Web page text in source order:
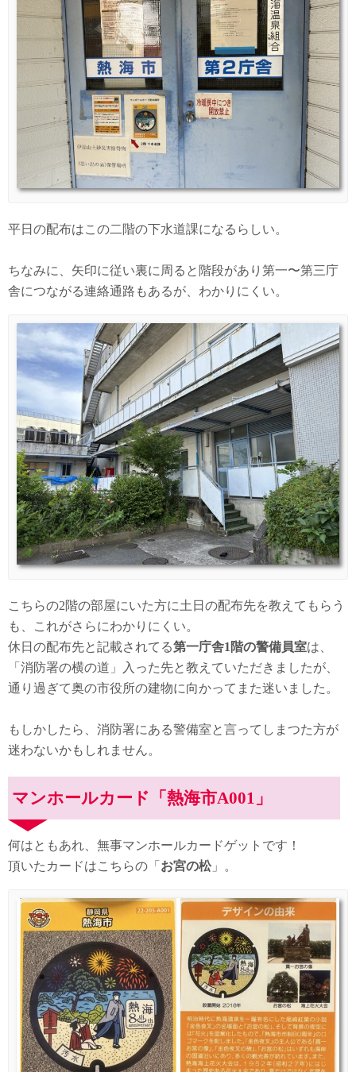
平日の配布はこの二階の下水道課になるらしい。
ちなみに、矢印に従い裏に周ると階段があり第一〜第三庁
舎につながる連絡通路もあるが、わかりにくい。
こちらの2階の部屋にいた方に土日の配布先を教えてもらう
も、これがさらにわかりにくい。
休日の配布先と記載されてる第一庁舎1階の警備員室は、
「消防署の横の道」入った先と教えていただきましたが、
通り過ぎて奥の市役所の建物に向かってまた迷いました。
もしかしたら、消防署にある警備室と言ってしまつた方が
迷わないかもしれません。
マンホールカード「熱海市A001」
何はともあれ、無事マンホールカードゲットです！
頂いたカードはこちらの「 お宮の松」。